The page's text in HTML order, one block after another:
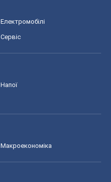
Електромобілі
Сервіс
Напої
Макроекономіка